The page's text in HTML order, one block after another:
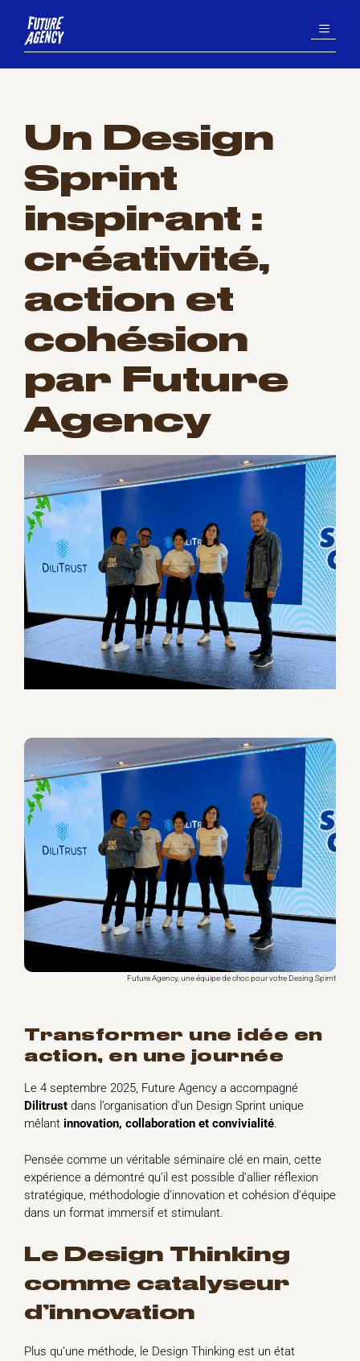
contenu
MENU
Un Design
Sprint
inspirant :
créativité,
action et
cohésion
par Future
Agency
Future Agency, une équipe de choc pour votre Desing Spirnt
transformer une idée en
action, en une journée
Le 4 septembre 2025, Future Agency a accompagné
Dilitrust dans l’organisation d’un Design Sprint unique
mêlant innovation, collaboration et convivialité.
Pensée comme un véritable séminaire clé en main, cette
expérience a démontré qu’il est possible d’allier réflexion
stratégique, méthodologie d’innovation et cohésion d’équipe
dans un format immersif et stimulant.
Le Design Thinking
comme catalyseur
d’innovation
Plus qu’une méthode, le Design Thinking est un état